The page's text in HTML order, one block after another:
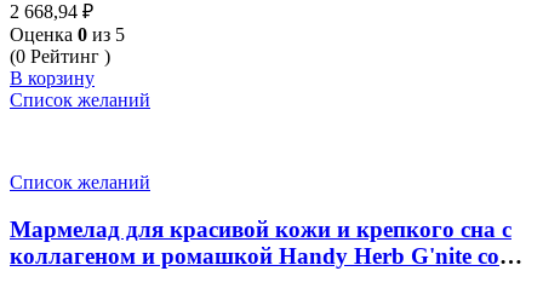
2 668,94 ₽
Оценка 0 из 5
(0 Рейтинг )
В корзину
Список желаний
Список желаний
Мармелад для красивой кожи и крепкого сна с
коллагеном и ромашкой Handy Herb G'nite со